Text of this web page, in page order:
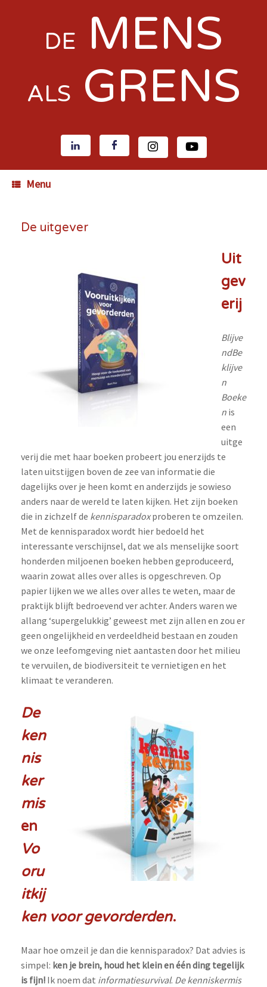
DE MENS
ALS GRENS
Menu
De uitgever
Uit
gev
erij
Blijve
ndBe
klijve
n
Boeke
n is
een
uitge
verij die met haar boeken probeert jou enerzijds te
laten uitstijgen boven de zee van informatie die
dagelijks over je heen komt en anderzijds je sowieso
anders naar de wereld te laten kijken. Het zijn boeken
die in zichzelf de kennisparadoxproberen te omzeilen.
Met de kennisparadox wordt hier bedoeld het
interessante verschijnsel, dat we als menselijke soort
honderden miljoenen boeken hebben geproduceerd,
waarin zowat alles over alles is opgeschreven. Op
papier lijken we we alles over alles te weten, maar de
praktijk blijft bedroevend ver achter. Anders waren we
allang ‘supergelukkig’ geweest met zijn allen en zou er
geen ongelijkheid en verdeeldheid bestaan en zouden
we onze leefomgeving niet aantasten door het milieu
te vervuilen, de biodiversiteit te vernietigen en het
klimaat te veranderen.
De
ken
nis
ker
mis
en
Vo
oru
itkij
ken voor gevorderden.
Maar hoe omzeil je dan die kennisparadox? Dat advies is
simpel: ken je brein, houd het klein en één ding tegelijk
is fijn! Ik noem dat informatiesurvival. De kenniskermis